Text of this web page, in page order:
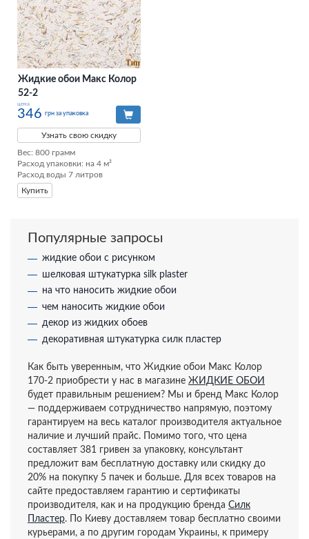
Жидкие обои Макс Колор
52-2
цена
346 грн за упаковка
Узнать свою скидку
Вес: 800 грамм
Расход упаковки: на 4 м²
Расход воды 7 литров
Купить
Популярные запросы
жидкие обои с рисунком
шелковая штукатурка silk plaster
на что наносить жидкие обои
чем наносить жидкие обои
декор из жидких обоев
декоративная штукатурка силк пластер
Как быть уверенным, что Жидкие обои Макс Колор
170-2 приобрести у нас в магазине ЖИДКИЕ ОБОИ
будет правильным решением? Мы и бренд Макс Колор
— поддерживаем сотрудничество напрямую, поэтому
гарантируем на весь каталог производителя актуальное
наличие и лучший прайс. Помимо того, что цена
составляет 381 гривен за упаковку, консультант
предложит вам бесплатную доставку или скидку до
20% на покупку 5 пачек и больше. Для всех товаров на
сайте предоставляем гарантию и сертификаты
производителя, как и на продукцию бренда Силк
Пластер. По Киеву доставляем товар бесплатно своими
курьерами, а по другим городам Украины, к примеру